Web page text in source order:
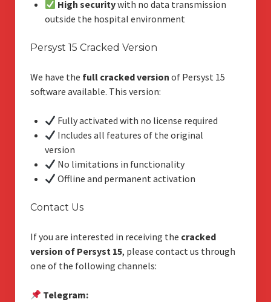
High securitywith no data transmission
outside the hospital environment
Persyst 15 Cracked Version
We have the full cracked version of Persyst 15
software available. This version:
Fully activated with no license required
Includes all features of the original
version
No limitations in functionality
Offline and permanent activation
Contact Us
If you are interested in receiving the cracked
version of Persyst 15, please contact us through
one of the following channels:
Telegram: